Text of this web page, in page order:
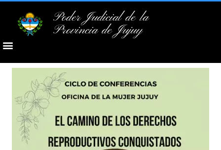
Poder Judicial de la
Provincia de Jujuy